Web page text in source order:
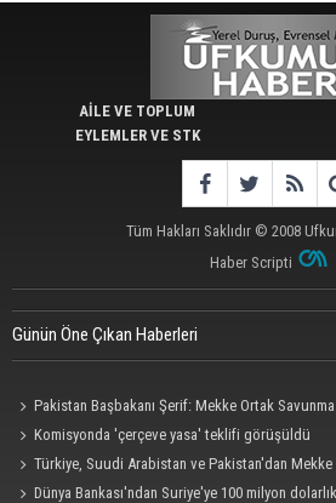
AİLE VE TOPLUM
EYLEMLER VE STK
Tüm Hakları Saklıdır © 2008
Haber Scripti
Günün Öne Çıkan Haberleri
Pakistan Başbakanı Şerif: Mekke Ortak
onur duyuyorum
Komisyonda 'çerçeve yasa' teklifi görüşüldü
Türkiye, Suudi Arabistan ve Pakistan'dan Mekke
Dünya Bankası'ndan Suriye'ye 100 milyon